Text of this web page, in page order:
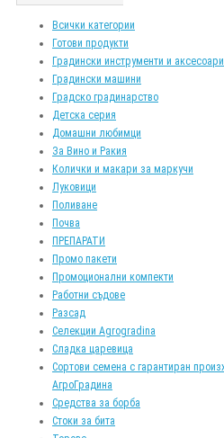
Всички категории
Готови продукти
Градински инструменти и аксесоари
Градински машини
Градско градинарство
Детска серия
Домашни любимци
За Вино и Ракия
Колички и макари за маркучи
Луковици
Поливане
Почва
ПРЕПАРАТИ
Промо пакети
Промоционални компекти
Работни съдове
Разсад
Селекции Agrogradina
Сладка царевица
Сортови семена с гарантиран
АгроГрадина
Средства за борба
Стоки за бита